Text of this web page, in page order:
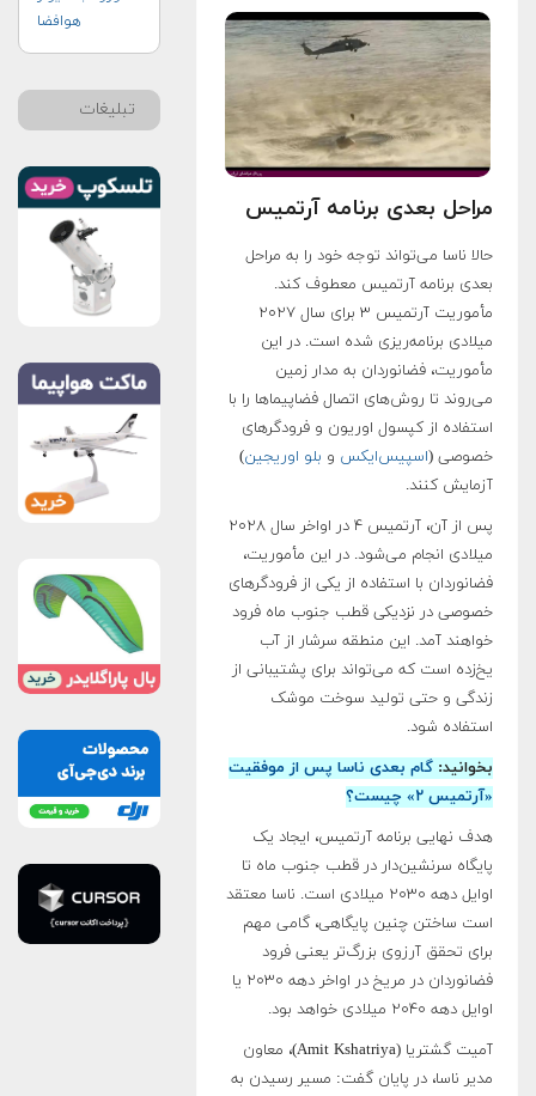
مراحل بعدی برنامه آرتمیس
حالا ناسا می‌تواند توجه خود را به مراحل
بعدی برنامه آرتمیس معطوف کند.
مأموریت آرتمیس ۳ برای سال ۲۰۲۷
میلادی برنامه‌ریزی شده است. در این
مأموریت، فضانوردان به مدار زمین
می‌روند تا روش‌های اتصال فضاپیماها را با
استفاده از کپسول اوریون و فرودگرهای
خصوصی (اسپیس‌ایکس و بلو اوریجین)
آزمایش کنند.
پس از آن، آرتمیس ۴ در اواخر سال ۲۰۲۸
میلادی انجام می‌شود. در این مأموریت،
فضانوردان با استفاده از یکی از فرودگرهای
خصوصی در نزدیکی قطب جنوب ماه فرود
خواهند آمد. این منطقه سرشار از آب
یخ‌زده است که می‌تواند برای پشتیبانی از
زندگی و حتی تولید سوخت موشک
استفاده شود.
بخوانید: گام بعدی ناسا پس از موفقیت
«آرتمیس ۲» چیست؟
هدف نهایی برنامه آرتمیس، ایجاد یک
پایگاه سرنشین‌دار در قطب جنوب ماه تا
اوایل دهه ۲۰۳۰ میلادی است. ناسا معتقد
است ساختن چنین پایگاهی، گامی مهم
برای تحقق آرزوی بزرگ‌تر یعنی فرود
فضانوردان در مریخ در اواخر دهه ۲۰۳۰ یا
اوایل دهه ۲۰۴۰ میلادی خواهد بود.
آمیت گشتریا (Amit Kshatriya)، معاون
مدیر ناسا، در پایان گفت: مسیر رسیدن به
هوافضا
تبلیغات